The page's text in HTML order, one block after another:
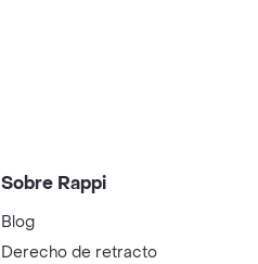
Sobre Rappi
Blog
Derecho de retracto